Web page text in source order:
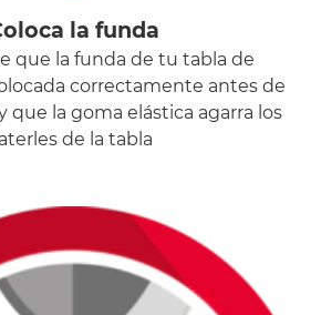
la funda
que la funda de tu tabla de
correctamente antes de
que la goma elástica agarra los
laterles de la tabla